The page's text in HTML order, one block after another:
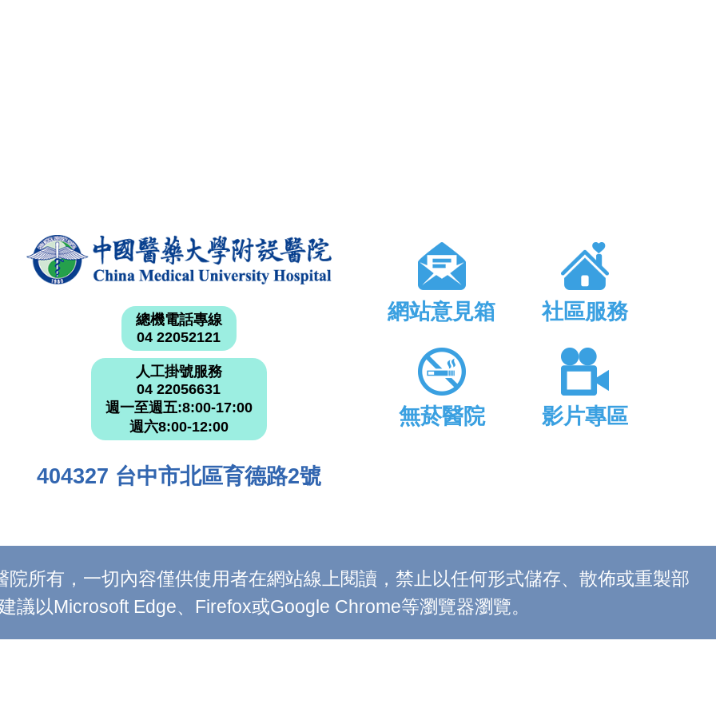
總機電話專線
04 22052121
人工掛號服務
04 22056631
週一至週五:8:00-17:00
週六8:00-12:00
404327 台中市北區育德路2號
網站意見箱 社區服務
無菸醫院 影片專區
所有，一切內容僅供使用者在網站線上閱讀，禁止以任何形式儲存、散佈或重製部
議以Microsoft Edge、Firefox或Google Chrome等瀏覽器瀏覽。